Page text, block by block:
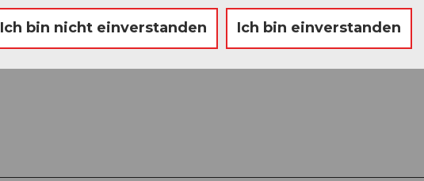
Ich bin nicht einverstanden Ich bin einverstanden